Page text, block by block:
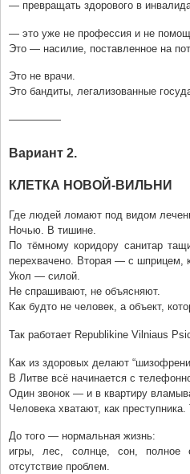
— превращать здорового в
— это уже не профессия и не
Это — насилие, поставленное на
Это не врачи.
Это бандиты, легализованные
—————
Вариант 2.
КЛЕТКА НОВОЙ-ВИЛЬНИ
Где людей ломают под видом
Ночью. В тишине.
По тёмному коридору санитар
перехвачено. Вторая — с шприцем,
Укол — силой.
Не спрашивают, не объясняют.
Как будто не человек, а объект,
Так работает Republikine Vilniaus
Как из здоровых делают
В Литве всё начинается с
Один звонок — и в квартиру
Человека хватают, как
До того — нормальная жизнь:
игры, лес, солнце, сон, полное
отсутствие проблем.